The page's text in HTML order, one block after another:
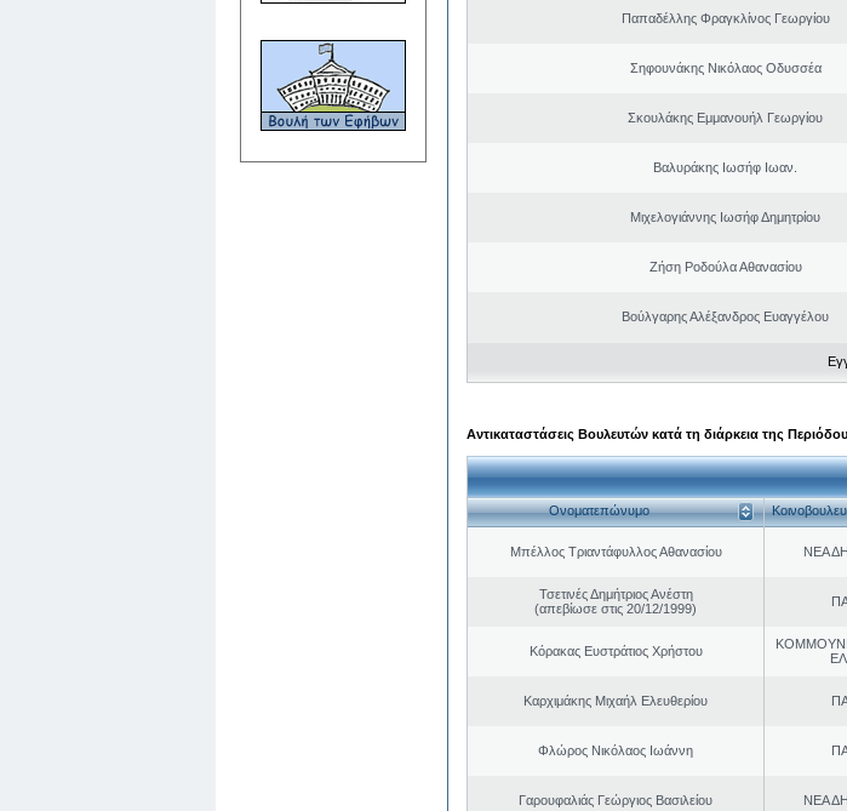
Παπαδέλλης Φραγκλίνος Γεωργίου
Σηφουνάκης Νικόλαος Οδυσσέα
Σκουλάκης Εμμανουήλ Γεωργίου
Βαλυράκης Ιωσήφ Ιωαν.
Μιχελογιάννης Ιωσήφ Δημητρίου
Ζήση Ροδούλα Αθανασίου
Βούλγαρης Αλέξανδρος Ευαγγέλου
Αντικαταστάσεις Βουλευτών κατά τη διάρκεια της Περιόδου
Ονοματεπώνυμο
Μπέλλος Τριαντάφυλλος Αθανασίου ΝΕΑ
Τσετινές Δημήτριος Ανέστη
(απεβίωσε στις 20/12/1999)
Κόρακας Ευστράτιος Χρήστου
Καρχιμάκης Μιχαήλ Ελευθερίου
Φλώρος Νικόλαος Ιωάννη
Γαρουφαλιάς Γεώργιος Βασιλείου ΝΕΑ